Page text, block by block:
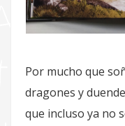
Por mucho que
dragones y
que incluso ya no